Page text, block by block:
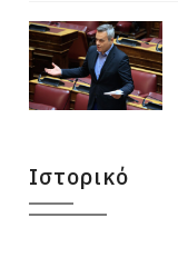
Ιστορικό